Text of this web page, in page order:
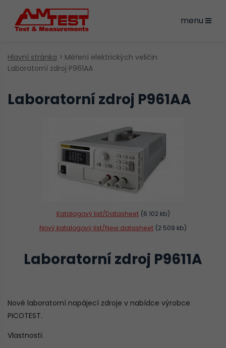
menu
Hlavní stránka
Měření elektrických veličin
Laboratorní zdroj P961AA
Laboratorní zdroj P961AA
Laboratorní zdroj P9611A
Nové laboratorní napájecí zdroje v nabídce výrobce
PICOTEST.
Vlastnosti:
Katalogový list/Datasheet (6 102 kb)
Nový katalogový list/New datasheet (2 509 kb)